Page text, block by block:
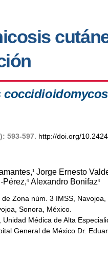
593-597. http://doi.org/
1 Jorge Ernesto
Pérez,4Alexandro Bonifaz4
Zona núm. 3 IMSS, Navojoa,
Sonora, México.
Médica de Alta
General de México Dr.